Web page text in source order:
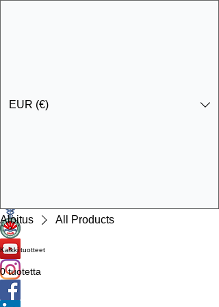
EUR (€)
Aloitus All Products
Kaikki tuotteet
0 tuotetta